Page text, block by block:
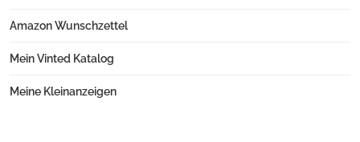
Amazon Wunschzettel
Mein Vinted Katalog
Meine Kleinanzeigen